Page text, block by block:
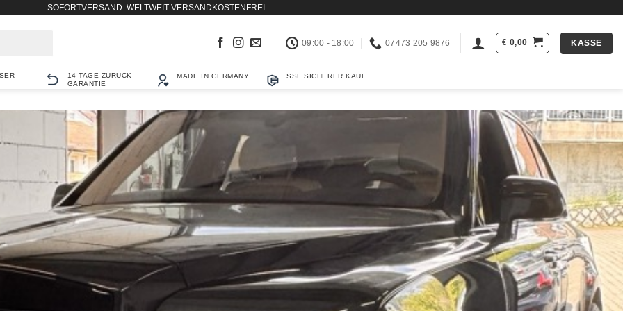
SOFORTVERSAND. WELTWEIT VERSANDKOSTENFREI
09:00 - 18:00 07473 205 9876 € 0,00 KASSE
14 TAGE ZURÜCK
GARANTIE
MADE IN GERMANY SSL SICHERER KAUF